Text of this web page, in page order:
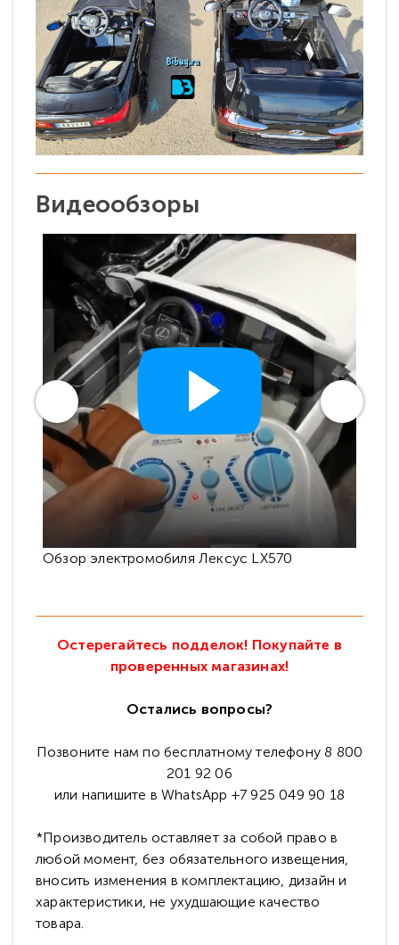
Видеообзоры
Обзор электромобиля Лексус LX570
Остерегайтесь подделок! Покупайте в
проверенных магазинах!
Остались вопросы?
Позвоните нам по бесплатному телефону 8 800
201 92 06
или напишите в WhatsApp +7 925 049 90 18
*Производитель оставляет за собой право в
любой момент, без обязательного извещения,
вносить изменения в комплектацию, дизайн и
характеристики, не ухудшающие качество
товара.